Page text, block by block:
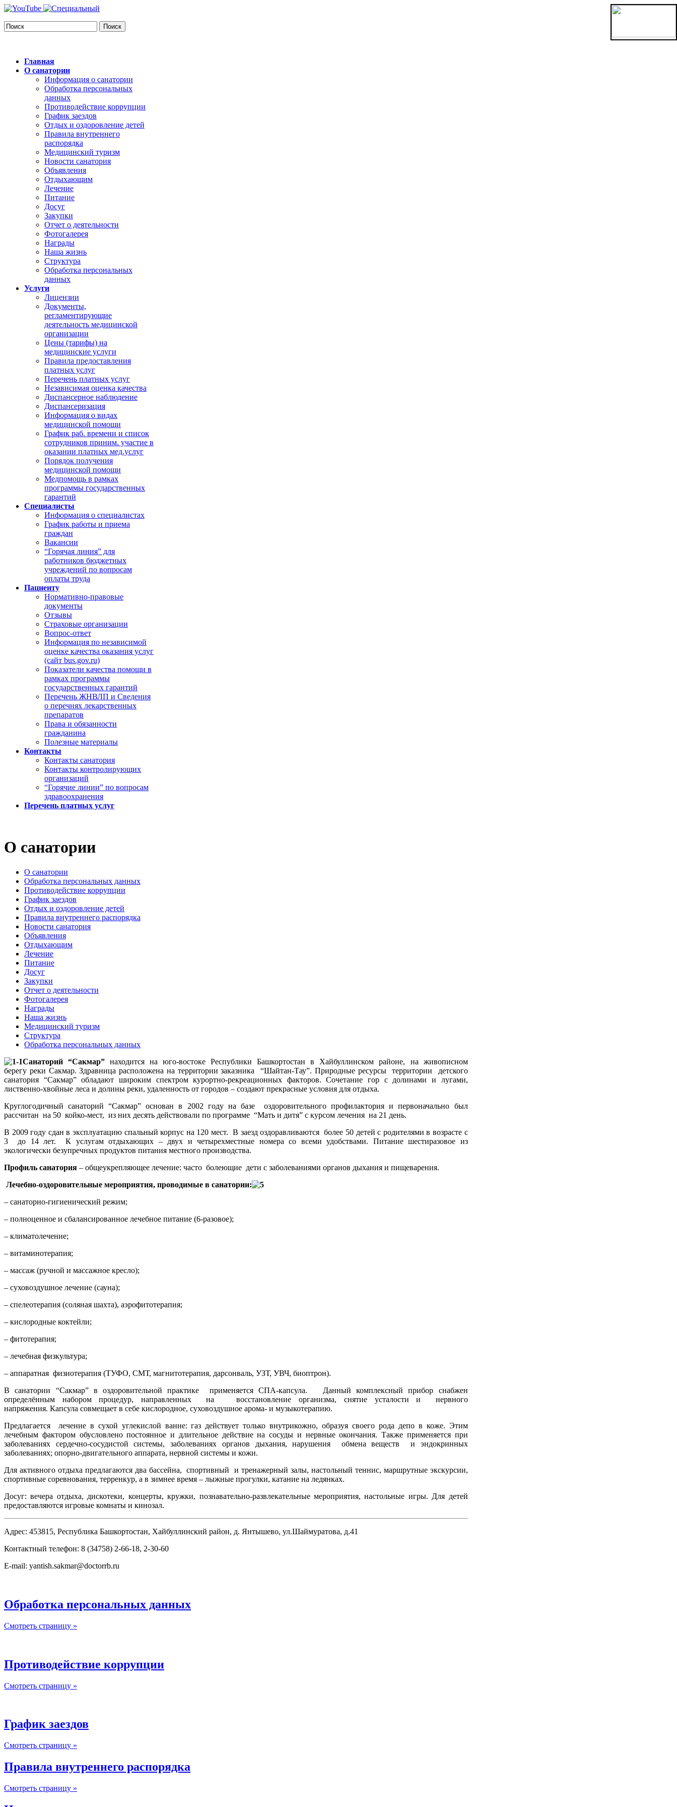
Поиск
Главная
О санатории
Информация о санатории
Обработка персональных
данных
Противодействие коррупции
График заездов
Отдых и оздоровление детей
Правила внутреннего
распорядка
Медицинский туризм
Новости санатория
Объявления
Отдыхающим
Лечение
Питание
Досуг
Закупки
Отчет о деятельности
Фотогалерея
Награды
Наша жизнь
Структура
Обработка персональных
данных
Услуги
Лицензии
Документы,
регламентирующие
деятельность медицинской
организации
Цены (тарифы) на
медицинские услуги
Правила предоставления
платных услуг
Перечень платных услуг
Независимая оценка качества
Диспансерное наблюдение
Диспансеризация
Информация о видах
медицинской помощи
График раб. времени и список
сотрудников приним. участие в
оказании платных мед.услуг
Порядок получения
медицинской помощи
Медпомощь в рамках
программы государственных
гарантий
Специалисты
Информация о специалистах
График работы и приема
граждан
Вакансии
“Горячая линия” для
работников бюджетных
учреждений по вопросам
оплаты труда
Пациенту
Нормативно-правовые
документы
Отзывы
Страховые организации
Вопрос-ответ
Информация по независимой
оценке качества оказания услуг
(сайт bus.gov.ru)
Показатели качества помощи в
рамках программы
государственных гарантий
Перечень ЖНВЛП и Сведения
о перечнях лекарственных
препаратов
Права и обязанности
гражданина
Полезные материалы
Контакты
Контакты санатория
Контакты контролирующих
организаций
“Горячие линии” по вопросам
здравоохранения
Перечень платных услуг
О санатории
О санатории
Обработка персональных данных
Противодействие коррупции
График заездов
Отдых и оздоровление детей
Правила внутреннего распорядка
Новости санатория
Объявления
Отдыхающим
Лечение
Питание
Досуг
Закупки
Отчет о деятельности
Фотогалерея
Награды
Наша жизнь
Медицинский туризм
Структура
Обработка персональных данных
Санаторий “Сакмар” находится на юго-востоке Республики Башкортостан в Хайбуллинском районе, на живописном
берегу реки Сакмар. Здравница расположена на территории заказника “Шайтан-Тау”. Природные ресурсы территории детского
санатория “Сакмар” обладают широким спектром курортно-рекреационных факторов. Сочетание гор с долинами и лугами,
лиственно-хвойные леса и долины реки, удаленность от городов – создают прекрасные условия для отдыха.
Круглогодичный санаторий “Сакмар” основан в 2002 году на базе оздоровительного профилактория и первоначально был
рассчитан на 50 койко-мест, из них десять действовали по программе “Мать и дитя” с курсом лечения на 21 день.
В 2009 году сдан в эксплуатацию спальный корпус на 120 мест. В заезд оздоравливаются более 50 детей с родителями в возрасте с
3 до 14 лет. К услугам отдыхающих – двух и четырехместные номера со всеми удобствами. Питание шестиразовое из
экологически безупречных продуктов питания местного производства.
Профиль санатория – общеукрепляющее лечение: часто болеющие дети с заболеваниями органов дыхания и пищеварения.
Лечебно-оздоровительные мероприятия, проводимые в санатории:
– санаторно-гигиенический режим;
– полноценное и сбалансированное лечебное питание (6-разовое);
– климатолечение;
– витаминотерапия;
– массаж (ручной и массажное кресло);
– суховоздушное лечение (сауна);
– спелеотерапия (соляная шахта), аэрофитотерапия;
– кислородные коктейли;
– фитотерапия;
– лечебная физкультура;
– аппаратная физиотерапия (ТУФО, СМТ, магнитотерапия, дарсонваль, УЗТ, УВЧ, биоптрон).
В санатории “Сакмар” в оздоровительной практике применяется СПА-капсула. Данный комплексный прибор снабжен
определённым набором процедур, направленных на восстановление организма, снятие усталости и нервного
напряжения. Капсула совмещает в себе кислородное, суховоздушное арома- и музыкотерапию.
Предлагается лечение в сухой углекислой ванне: газ действует только внутрикожно, образуя своего рода депо в коже. Этим
лечебным фактором обусловлено постоянное и длительное действие на сосуды и нервные окончания. Также применяется при
заболеваниях сердечно-сосудистой системы, заболеваниях органов дыхания, нарушения обмена веществ и эндокринных
заболеваниях; опорно-двигательного аппарата, нервной системы и кожи.
Для активного отдыха предлагаются два бассейна, спортивный и тренажерный залы, настольный теннис, маршрутные экскурсии,
спортивные соревнования, терренкур, а в зимнее время – лыжные прогулки, катание на ледянках.
Досуг: вечера отдыха, дискотеки, концерты, кружки, познавательно-развлекательные мероприятия, настольные игры. Для детей
предоставляются игровые комнаты и кинозал.
Адрес: 453815, Республика Башкортостан, Хайбуллинский район, д. Янтышево, ул.Шаймуратова, д.41
Контактный телефон: 8 (34758) 2-66-18, 2-30-60
E-mail: yantish.sakmar@doctorrb.ru
Обработка персональных данных
Смотреть страницу »
Противодействие коррупции
Смотреть страницу »
График заездов
Смотреть страницу »
Правила внутреннего распорядка
Смотреть страницу »